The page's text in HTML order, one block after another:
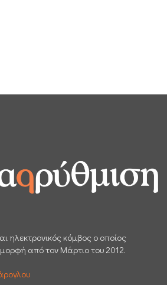
ηλεκτρονικός κόμβος ο οποίος
μορφή από τον Μάρτιο του 2012.